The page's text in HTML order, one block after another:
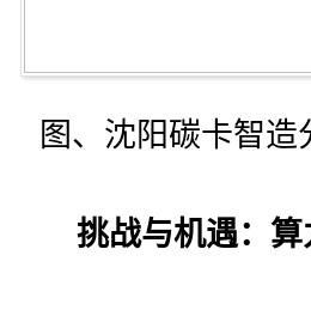
图、沈阳碳卡智
挑战与机遇：